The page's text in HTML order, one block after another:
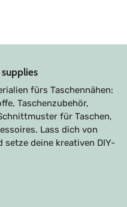
fürs Taschennähen:
Taschenzubehör,
für Taschen,
Lass dich von
setze deine kreativen DIY-